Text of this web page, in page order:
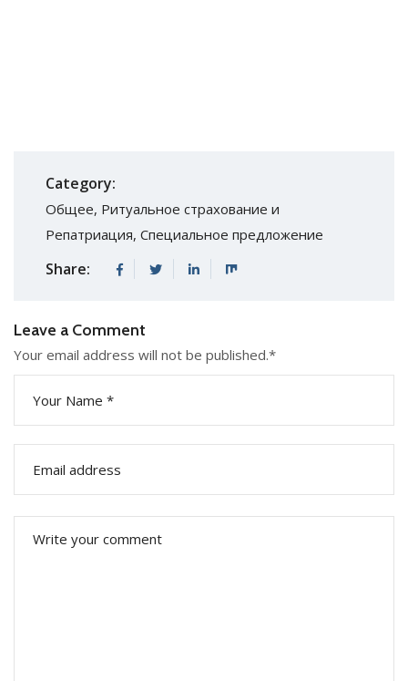
Category:
Общее, Ритуальное страхование и
Репатриация, Специальное предложение
Share:
Leave a Comment
Your email address will not be published.*